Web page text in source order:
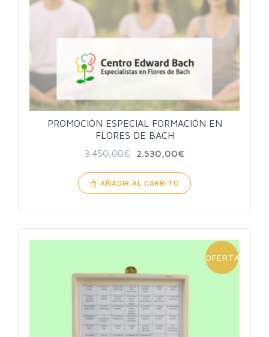
PROMOCIÓN ESPECIAL FORMACIÓN EN
FLORES DE BACH
3.450,00€ 2.530,00€
AÑADIR AL CARRITO
OFERTA!